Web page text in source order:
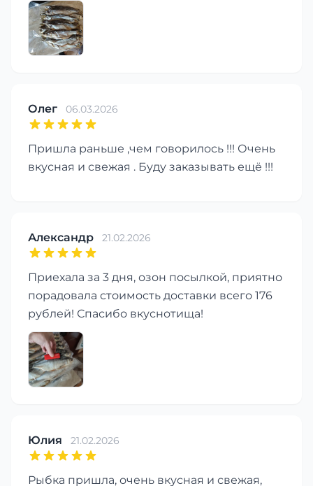
Олег 06.03.2026
Пришла раньше ,чем говорилось !!! Очень
вкусная и свежая . Буду заказывать ещё !!!
Александр 21.02.2026
Приехала за 3 дня, озон посылкой, приятно
порадовала стоимость доставки всего 176
рублей! Спасибо вкуснотища!
Юлия 21.02.2026
Рыбка пришла, очень вкусная и свежая,